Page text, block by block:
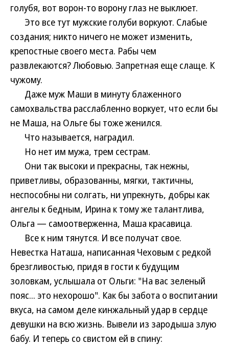
голубя, вот ворон-то ворону глаз не выклюет.
Это все тут мужские голуби воркуют. Слабые
создания; никто ничего не может изменить,
крепостные своего места. Рабы чем
развлекаются? Любовью. Запретная еще слаще. К
чужому.
Даже муж Маши в минуту блаженного
самохвальства расслабленно воркует, что если бы
не Маша, на Ольге бы тоже женился.
Что называется, наградил.
Но нет им мужа, трем сестрам.
Они так высоки и прекрасны, так нежны,
приветливы, образованны, мягки, тактичны,
неспособны ни солгать, ни упрекнуть, добры как
ангелы к бедным, Ирина к тому же талантлива,
Ольга — самоотверженна, Маша красавица.
Все к ним тянутся. И все получат свое.
Невестка Наташа, написанная Чеховым с редкой
брезгливостью, придя в гости к будущим
золовкам, услышала от Ольги: "На вас зеленый
пояс... это нехорошо". Как бы забота о воспитании
вкуса, на самом деле кинжальный удар в сердце
девушки на всю жизнь. Вывели из зародыша злую
бабу. И теперь со свистом ей в спину: